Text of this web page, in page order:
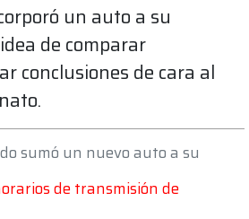
un auto a su
de comparar
conclusiones de cara al
sumó un nuevo auto a su
de transmisión de